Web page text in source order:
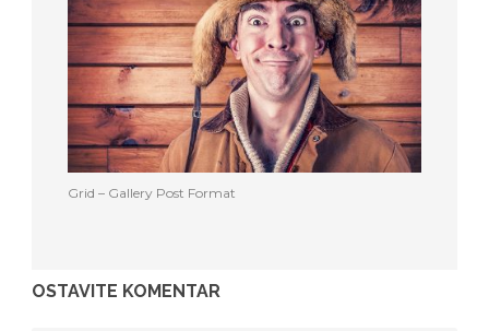
Grid – Gallery Post Format
OSTAVITE KOMENTAR